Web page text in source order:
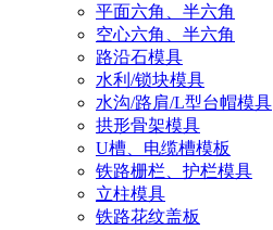
平面六角、半六角
空心六角、半六角
路沿石模具
水利/锁块模具
水沟/路肩/L型台帽模具
拱形骨架模具
U槽、电缆槽模板
铁路栅栏、护栏模具
立柱模具
铁路花纹盖板